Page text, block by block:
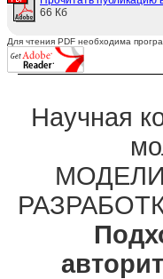
66 Кб
Для чтения PDF необходима
Научная